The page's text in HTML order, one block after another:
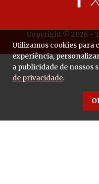
Copyright © 2026 -
Utilizamos cookies para
experiência,
a publicidade de nossos
de privacidade.